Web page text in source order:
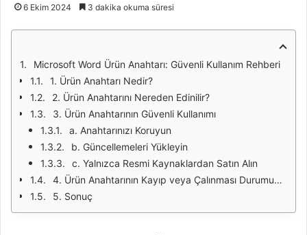
6 Ekim 2024 3 dakika okuma süresi
Microsoft Word Ürün Anahtarı: Güvenli Kullanım Rehberi
1. Ürün Anahtarı Nedir?
2. Ürün Anahtarını Nereden Edinilir?
3. Ürün Anahtarının Güvenli Kullanımı
a. Anahtarınızı Koruyun
b. Güncellemeleri Yükleyin
c. Yalnızca Resmi Kaynaklardan Satın Alın
4. Ürün Anahtarının Kayıp veya Çalınması Durumunda Ne Yapılmalı?
5. Sonuç